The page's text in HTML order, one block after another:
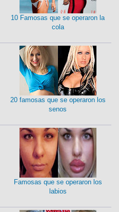
10 Famosas que se operaron la
cola
20 famosas que se operaron los
senos
Famosas que se operaron los
labios